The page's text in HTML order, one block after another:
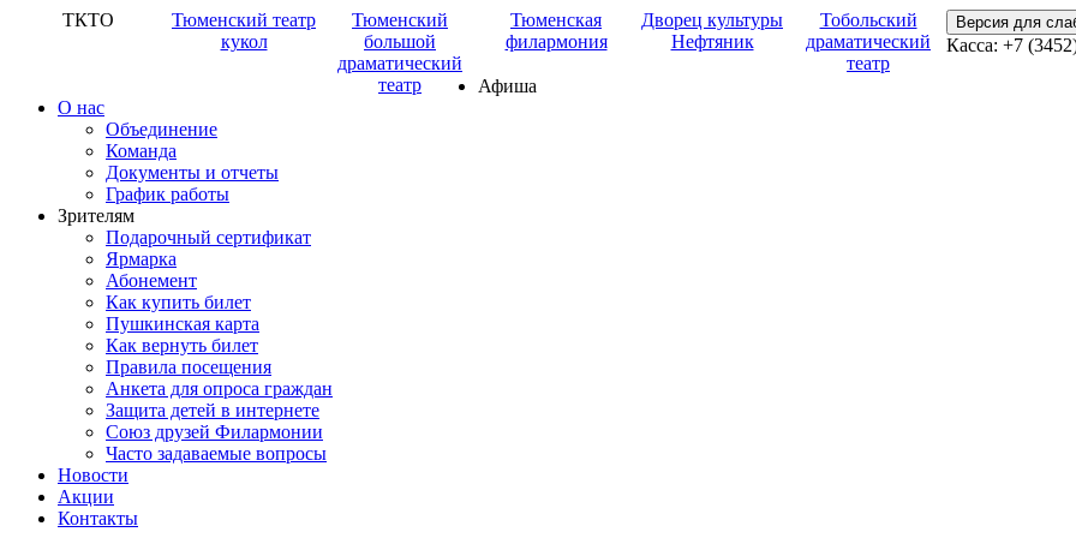
ТКТО
Тюменский театр
кукол
Тюменский
большой
драматический
театр
Тюменская
филармония
Дворец культуры
Нефтяник
Тобольский
драматический
театр
Версия для
Касса: +7
Афиша
О нас
Объединение
Команда
Документы и отчеты
График работы
Зрителям
Подарочный сертификат
Ярмарка
Абонемент
Как купить билет
Пушкинская карта
Как вернуть билет
Правила посещения
Анкета для опроса граждан
Защита детей в интернете
Союз друзей Филармонии
Часто задаваемые вопросы
Новости
Акции
Контакты